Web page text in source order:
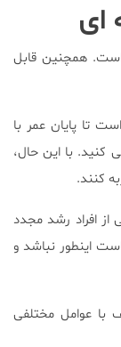
همچنین قابل
تا پایان عمر با
کنید. با این حال،
کنند.
افراد رشد مجدد
اینطور نباشد و
با عوامل مختلفی